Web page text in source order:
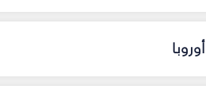
أوروبا